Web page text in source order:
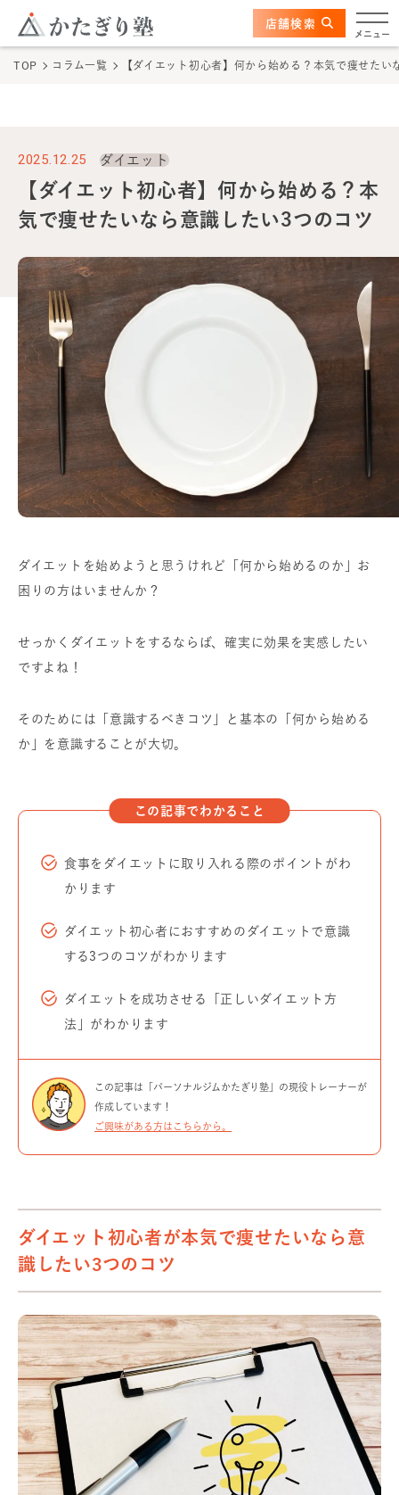
このページの本文へ
メニュー
かたぎり塾について
お客さまの声
料金
プログラム
よくあるご質問
店舗検索
TOP コラム一覧 【ダイエット初心者】何から始める？本気で痩せた
2025.12.25 ダイエット
【ダイエット初心者】何から始める？本
気で痩せたいなら意識したい3つのコツ
ダイエットを始めようと思うけれど「何から始めるのか」お
困りの方はいませんか？
せっかくダイエットをするならば、確実に効果を実感したい
ですよね！
そのためには「意識するべきコツ」と基本の「何から始める
か」を意識することが大切。
この記事でわかること
食事をダイエットに取り入れる際のポイントがわ
かります
ダイエット初心者におすすめのダイエットで意識
する3つのコツがわかります
ダイエットを成功させる「正しいダイエット方
法」がわかります
この記事は「パーソナルジムかたぎり塾」の現役トレーナーが
作成しています！
ご興味がある方はこちらから。
ダイエット初心者が本気で痩せたいなら意
識したい3つのコツ